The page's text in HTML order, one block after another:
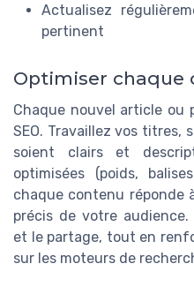
Actualisez
pertinent
Optimiser chaque
Chaque nouvel article ou
SEO. Travaillez vos titres,
soient clairs et
optimisées (poids,
chaque contenu réponde
précis de votre audience.
et le partage, tout en
sur les moteurs de